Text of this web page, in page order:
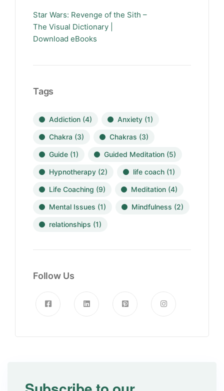
Star Wars: Revenge of the Sith –
The Visual Dictionary |
Download eBooks
Tags
Addiction (4) Anxiety (1)
Chakra (3) Chakras (3)
Guide (1) Guided Meditation (5)
Hypnotherapy (2) life coach (1)
Life Coaching (9) Meditation (4)
Mental Issues (1) Mindfulness (2)
relationships (1)
Follow Us